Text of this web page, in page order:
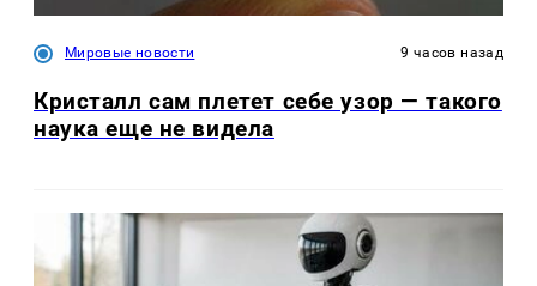
Мировые новости 9 часов назад
Кристалл сам плетет себе узор — такого
наука еще не видела